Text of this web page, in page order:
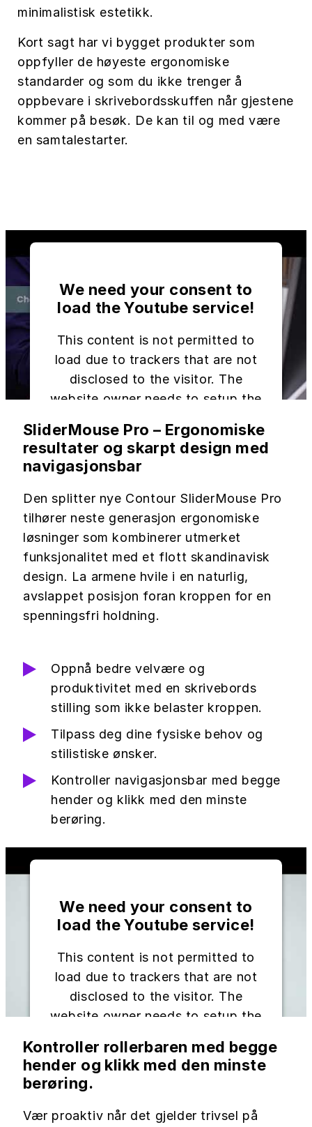
minimalistisk estetikk.
Kort sagt har vi bygget produkter som
oppfyller de høyeste ergonomiske
standarder og som du ikke trenger å
oppbevare i skrivebordsskuffen når gjestene
kommer på besøk. De kan til og med være
en samtalestarter.
We need your consent to
load the Youtube service!
This content is not permitted to
load due to trackers that are not
disclosed to the visitor. The
website owner needs to setup the
content to the list of technologies
used.
Management Platform
SliderMouse Pro – Ergonomiske
resultater og skarpt design med
navigasjonsbar
Den splitter nye Contour SliderMouse Pro
tilhører neste generasjon ergonomiske
løsninger som kombinerer utmerket
funksjonalitet med et flott skandinavisk
design. La armene hvile i en naturlig,
avslappet posisjon foran kroppen for en
spenningsfri holdning.
Oppnå bedre velvære og
produktivitet med en skrivebords
stilling som ikke belaster kroppen.
Tilpass deg dine fysiske behov og
stilistiske ønsker.
Kontroller navigasjonsbar med begge
hender og klikk med den minste
berøring.
We need your consent to
load the Youtube service!
This content is not permitted to
load due to trackers that are not
disclosed to the visitor. The
website owner needs to setup the
content to the list of technologies
used.
Management Platform
Kontroller rollerbaren med begge
hender og klikk med den minste
berøring.
Vær proaktiv når det gjelder trivsel på